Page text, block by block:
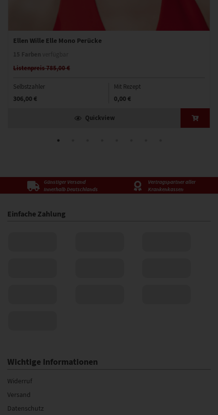
Ellen Wille Elle Mono Perücke
Listenpreis 785,00 €
Selbstzahler
306,00 €
Mit Rezept
0,00 €
Quickview
Günstiger Versand
innerhalb Deutschlands
Vertragspartner aller
Krankenkassen
Einfache Zahlung
Wichtige Informationen
Widerruf
Versand
Datenschutz